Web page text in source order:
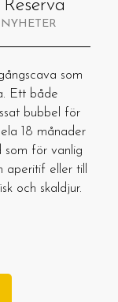
som
Ett både
bubbel för
18 månader
som för vanlig
aperitif eller till
och skaldjur.